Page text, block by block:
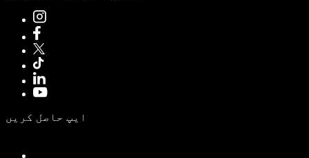
ایپ حاصل کریں